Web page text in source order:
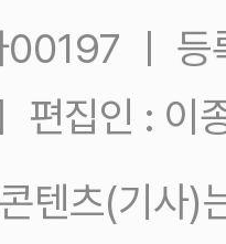
00197 ㅣ
편집인 : 이
텐츠(기사)